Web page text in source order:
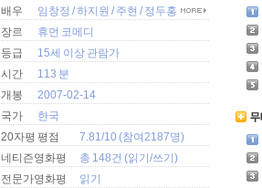
배우
임창정 /하지원 /주현 /정두홍
장르
휴먼 코메디
등급
15세 이상 관람가
시간
113 분
개봉
2007-02-14
국가
한국
20자평 평점
7.81/10 (참여2187명)
네티즌영화평
총 148건 (읽기 /쓰기 )
전문가영화평
읽기